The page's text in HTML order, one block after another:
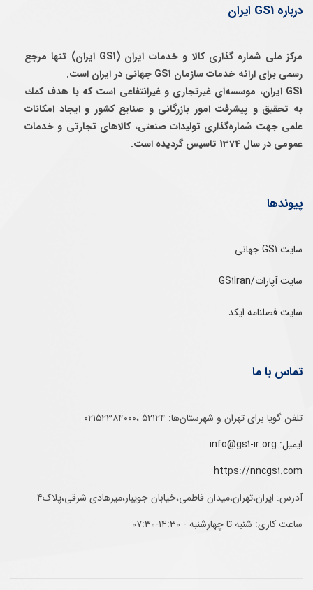
درباره GS1 ایران
مرکز ملی شماره گذاری کالا و خدمات ایران (GS1 ایران) تنها مرجع
رسمی برای ارائه خدمات سازمان GS1 جهانی در ایران است.
GS1 ایران، موسسه‌ای غيرتجاری و غيرانتفاعی است كه با هدف كمك
به تحقيق و پيشرفت امور بازرگانی و صنايع كشور و ايجاد امكانات
علمی جهت شماره‌گذاری توليدات صنعتی، كالاهای تجارتی و خدمات
عمومی در سال 1374 تاسيس گرديده است.
پیوندها
سایت GS1 جهانی
سایت آپارات/GS1Iran
سایت فصلنامه ایکد
تماس با ما
تلفن‌ گویا برای‌ تهران‌‌ و‌ شهرستان‌ها:‌ ۵۲۱۲۴ ،۰۲۱۵۲۳۸۴۰۰۰
ایمیل: info@gs1-ir.org
https://nncgs1.com
آدرس: ایران،تهران،میدان فاطمی،خیابان جویبار،میرهادی شرقی،پلاک۴
ساعت کاری: شنبه تا چهارشنبه - ۱۴:۳۰-۰۷:۳۰